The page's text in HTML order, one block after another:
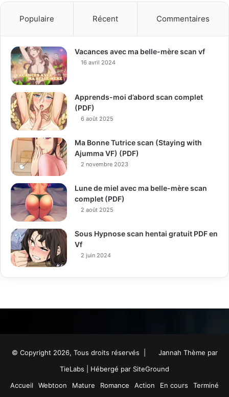
Populaire Récent Commentaires
Vacances avec ma belle-mère scan vf
16 avril 2024
Apprends-moi d’abord scan complet
(PDF)
6 août 2025
Ma Bonne Tutrice scan (Staying with
Ajumma VF) (PDF)
2 novembre 2023
Lune de miel avec ma belle-mère scan
complet (PDF)
2 août 2025
Sous Hypnose scan hentai gratuit PDF en
Vf
2 juin 2024
© Copyright 2026, Tous droits réservés |
Jannah Thème par
TieLabs | Hébergé par SiteGround
Accueil
Webtoon Mature Romance Action En cours Terminé